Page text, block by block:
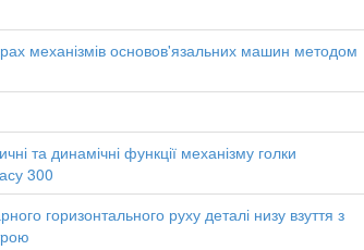
механізмів основов'язальних машин методом
та динамічні функції механізму голки
300
горизонтального руху деталі низу взуття з